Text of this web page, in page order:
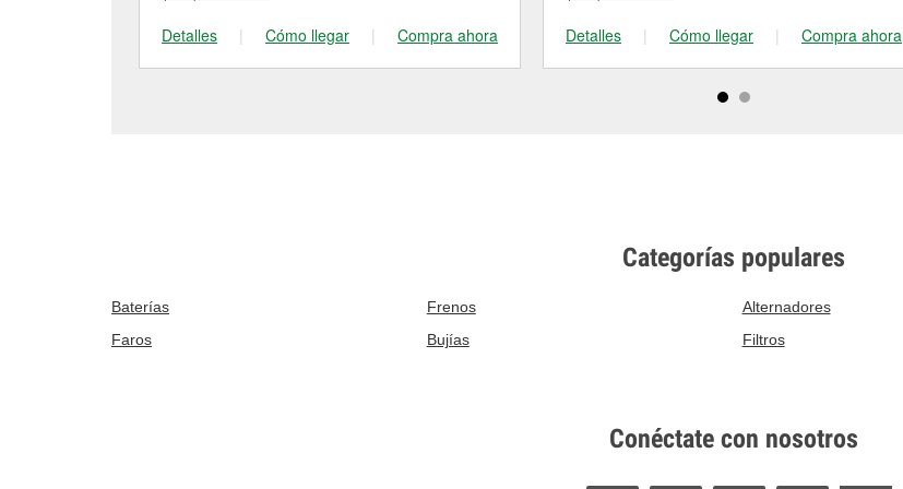
Detalles
| Cómo llegar | Compra ahora
Detalles
| Cómo llegar | Compra ahora
Categorías populares
Baterías Frenos Alternadores
Faros
Bujías Filtros
Conéctate con nosotros